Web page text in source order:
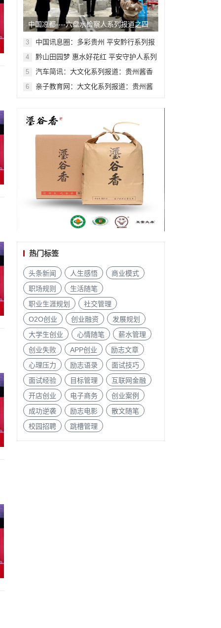
中国凉都----六盘水检察人系列报道之四
十四
3
中国讯息圈：多彩贵州 平安黔行系列报
4
黔山田园梦 惠水好花红 平安守护人系列
5
汽车简讯：大文化系列报道：贵州酱香
6
亲子教育网：大文化系列报道：贵州酱
热门标签
头条新闻 人生感悟
商业模式
职场规则
生活随笔
职业生涯规划
社交管理
O2O创业
创业融资
发展规划
大学生创业
心情随笔
薪水管理
创业失败
APP创业
励志文章
心理压力
励志语录
面试技巧
面试经验
目标管理
互联网金融
开店创业
电子商务
创业案例
成功逆袭
励志电影
散文随笔
校园招聘
跳槽管理